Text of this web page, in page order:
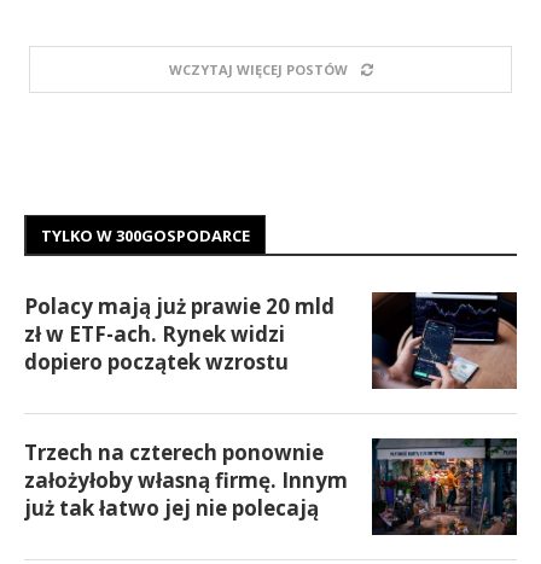
WCZYTAJ WIĘCEJ POSTÓW
TYLKO W 300GOSPODARCE
Polacy mają już prawie 20 mld
zł w ETF-ach. Rynek widzi
dopiero początek wzrostu
Trzech na czterech ponownie
założyłoby własną firmę. Innym
już tak łatwo jej nie polecają